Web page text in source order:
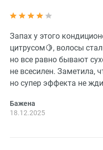
Запах у этого
цитрусом🍋, волосы
но все равно бывают
не всесилен. Заметила,
но супер эффекта не
Бажена
18.12.2025